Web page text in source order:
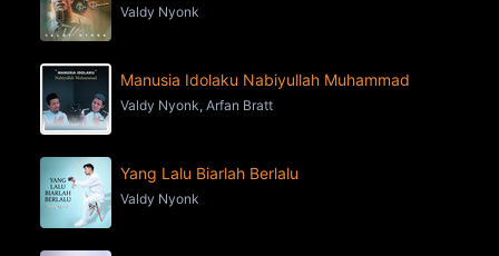
Valdy Nyonk
Manusia Idolaku Nabiyullah Muhammad
Valdy Nyonk, Arfan Bratt
Yang Lalu Biarlah Berlalu
Valdy Nyonk